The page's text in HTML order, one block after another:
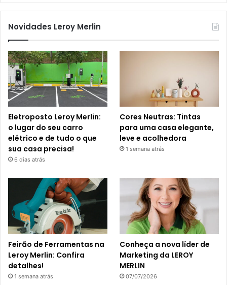
Novidades Leroy Merlin
Eletroposto Leroy Merlin:
o lugar do seu carro
elétrico e de tudo o que
sua casa precisa!
6 dias atrás
Cores Neutras: Tintas
para uma casa elegante,
leve e acolhedora
1 semana atrás
Feirão de Ferramentas na
Leroy Merlin: Confira
detalhes!
1 semana atrás
Conheça a nova líder de
Marketing da LEROY
MERLIN
07/07/2026